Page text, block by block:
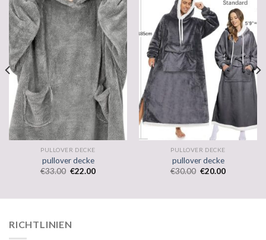
PULLOVER DECKE
pullover decke
€33.00 €22.00
PULLOVER DECKE
pullover decke
€30.00 €20.00
RICHTLINIEN